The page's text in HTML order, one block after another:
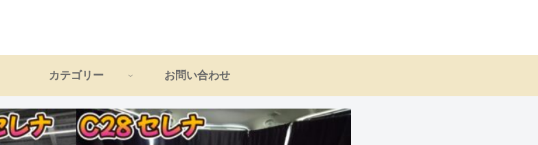
カテゴリー お問い合わせ